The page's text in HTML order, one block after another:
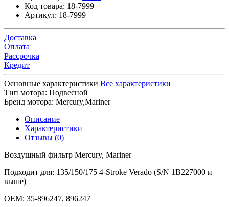
Код товара: 18-7999
Артикул: 18-7999
Доставка
Оплата
Рассрочка
Кредит
Основные характеристики Все характеристики
Тип мотора: Подвесной
Бренд мотора: Mercury,Mariner
Описание
Характеристики
Отзывы (0)
Воздушный фильтр Mercury, Mariner
Подходит для: 135/150/175 4-Stroke Verado (S/N 1B227000 и
выше)
OEM: 35-896247, 896247